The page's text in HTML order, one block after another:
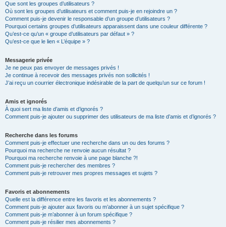
Que sont les groupes d’utilisateurs ?
Où sont les groupes d’utilisateurs et comment puis-je en rejoindre un ?
Comment puis-je devenir le responsable d’un groupe d’utilisateurs ?
Pourquoi certains groupes d’utilisateurs apparaissent dans une couleur différente ?
Qu’est-ce qu’un « groupe d’utilisateurs par défaut » ?
Qu’est-ce que le lien « L’équipe » ?
Messagerie privée
Je ne peux pas envoyer de messages privés !
Je continue à recevoir des messages privés non sollicités !
J’ai reçu un courrier électronique indésirable de la part de quelqu’un sur ce forum !
Amis et ignorés
À quoi sert ma liste d’amis et d’ignorés ?
Comment puis-je ajouter ou supprimer des utilisateurs de ma liste d’amis et d’ignorés ?
Recherche dans les forums
Comment puis-je effectuer une recherche dans un ou des forums ?
Pourquoi ma recherche ne renvoie aucun résultat ?
Pourquoi ma recherche renvoie à une page blanche ?!
Comment puis-je rechercher des membres ?
Comment puis-je retrouver mes propres messages et sujets ?
Favoris et abonnements
Quelle est la différence entre les favoris et les abonnements ?
Comment puis-je ajouter aux favoris ou m’abonner à un sujet spécifique ?
Comment puis-je m’abonner à un forum spécifique ?
Comment puis-je résilier mes abonnements ?